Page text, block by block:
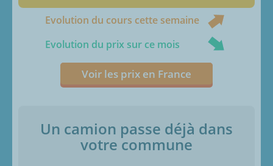
Evolution du cours cette semaine
Evolution du prix sur ce mois
Voir les prix en France
Un camion passe déjà dans
votre commune